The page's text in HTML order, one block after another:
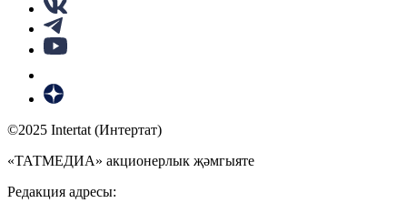
©2025 Intertat (Интертат)
«ТАТМЕДИА» акционерлык җәмгыяте
Редакция адресы: